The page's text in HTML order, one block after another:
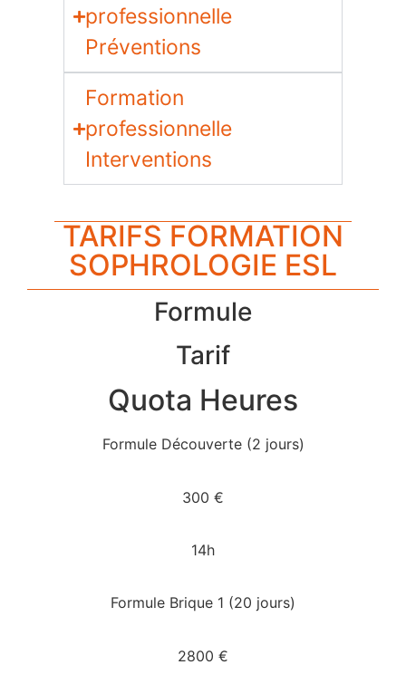
professionnelle
Préventions
Formation
professionnelle
Interventions
TARIFS FORMATION
SOPHROLOGIE ESL
Formule
Tarif
Quota Heures
Formule Découverte (2 jours)
300 €
14h
Formule Brique 1 (20 jours)
2800 €